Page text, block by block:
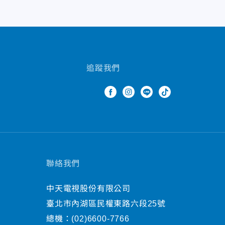
追蹤我們
聯絡我們
中天電視股份有限公司
臺北市內湖區民權東路六段25號
總機： (02)6600-7766